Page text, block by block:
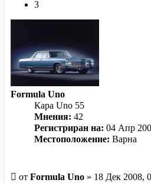
3
Formula Uno
Кара Uno 55
Мнения: 42
Регистриран на: 04 Апр
Местоположение: Варна
Мнение
от Formula Uno » 18 Дек 2008,